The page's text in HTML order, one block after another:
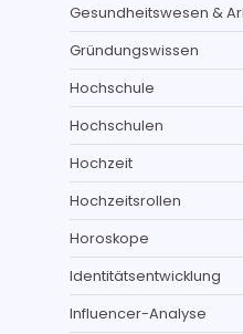
Gesundheitswesen &
Gründungswissen
Hochschule
Hochschulen
Hochzeit
Hochzeitsrollen
Horoskope
Identitätsentwicklung
Influencer-Analyse